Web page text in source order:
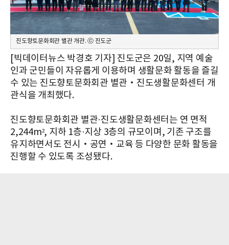
진도향토문화회관 별관 개관. ⓒ 진도군
[빅데이터뉴스 박경호 기자] 진도군은 20일, 지역 예술
인과 군민들이 자유롭게 이용하며 생활문화 활동을 즐길
수 있는 진도향토문화회관 별관‧진도생활문화센터 개
관식을 개최했다.
진도향토문화회관 별관·진도생활문화센터는 연 면적
2,244m², 지하 1층·지상 3층의 규모이며, 기존 구조를
유지하면서도 전시‧공연‧교육 등 다양한 문화 활동을
진행할 수 있도록 조성됐다.